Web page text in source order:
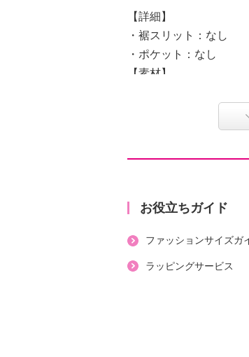
【詳細】
・裾スリット：なし
・ポケット：なし
【素材】
【メンテナンス（絵表
・アイロン仕上げ：可（
・ウエットクリーニング
【個体差あり】
お役立ちガイド
ファッションサイズガ
ラッピングサービス